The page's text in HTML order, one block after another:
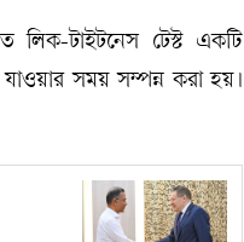
লিক-টাইটনেস টেস্ট একটি
যাওয়ার সময় সম্পন্ন করা হয়।